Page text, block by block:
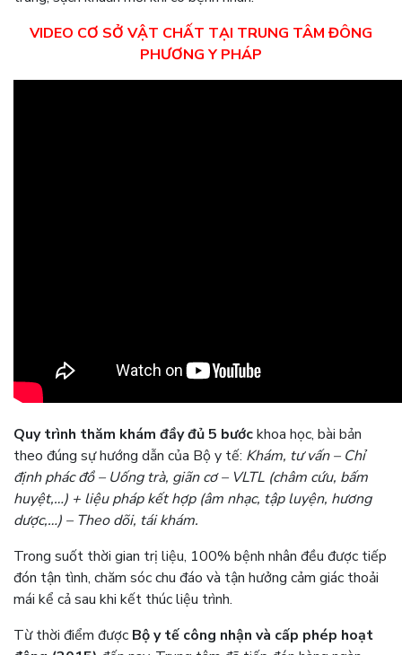
VIDEO CƠ SỞ VẬT CHẤT TẠI TRUNG TÂM ĐÔNG
PHƯƠNG Y PHÁP
Quy trình thăm khám đầy đủ 5 bướckhoa học, bài bản
theo đúng sự hướng dẫn của Bộ y tế: Khám, tư vấn – Chỉ
định phác đồ – Uống trà, giãn cơ – VLTL (châm cứu, bấm
huyệt,…) + liệu pháp kết hợp (âm nhạc, tập luyện, hương
dược,…) – Theo dõi, tái khám.
Trong suốt thời gian trị liệu, 100% bệnh nhân đều được tiếp
đón tận tình, chăm sóc chu đáo và tận hưởng cảm giác thoải
mái kể cả sau khi kết thúc liệu trình.
Từ thời điểm được Bộ y tế công nhận và cấp phép hoạt